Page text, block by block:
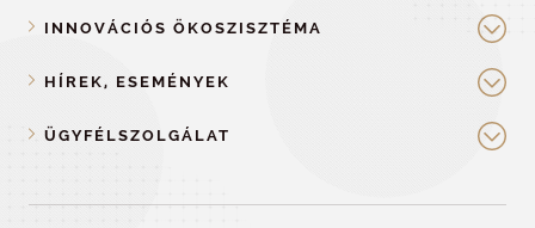
INNOVÁCIÓS ÖKOSZISZTÉMA
HÍREK, ESEMÉNYEK
ÜGYFÉLSZOLGÁLAT